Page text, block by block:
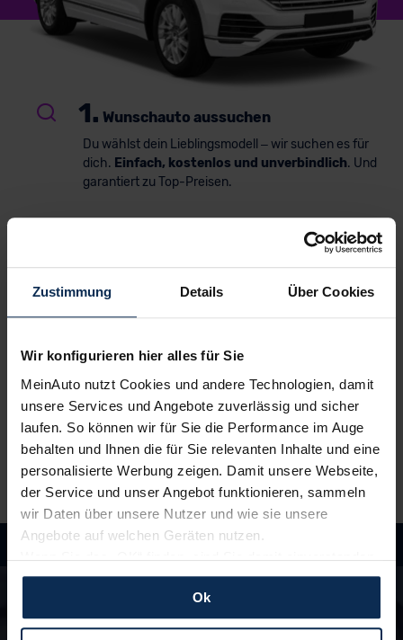
Zustimmung Details Über Cookies
Wir konfigurieren hier alles für Sie
MeinAuto nutzt Cookies und andere Technologien, damit
unsere Services und Angebote zuverlässig und sicher
laufen. So können wir für Sie die Performance im Auge
behalten und Ihnen die für Sie relevanten Inhalte und eine
personalisierte Werbung zeigen. Damit unsere Webseite,
der Service und unser Angebot funktionieren, sammeln
wir Daten über unsere Nutzer und wie sie unsere
Angebote auf welchen Geräten nutzen.
Wenn Sie das „OK“ finden, sind Sie damit einverstanden
und erlauben uns Cookies für unseren Service zu
verwenden und diese Daten an Dritte weiterzugeben,
etwa an unsere Marketingpartner. Falls Sie dem nicht
Ok
1. Wunschauto aussuchen
Du wählst dein Lieblingsmodell – wir suchen es für
dich. Einfach, kostenlos und unverbindlich. Und
garantiert zu Top-Preisen.
persönlichem
Ansprechpartner. Alles klar? Bestelle deinen
Neuwagen, ganz einfach online.
3.
Wir liefern
deinen Neuwagen – auf Wunsch sogar
vor die Haustür
. Und auch während der Laufzeit
genießt du alle Vorteile von MeinAuto.de wie zum
Beispielfreie Werkstattwahlund persönlichen
Ansprechpartner.
Hast du Fragen?
In unseren FAQ findest du Antworten rund um
die Themen Fahrzeuge, Finanzierung und